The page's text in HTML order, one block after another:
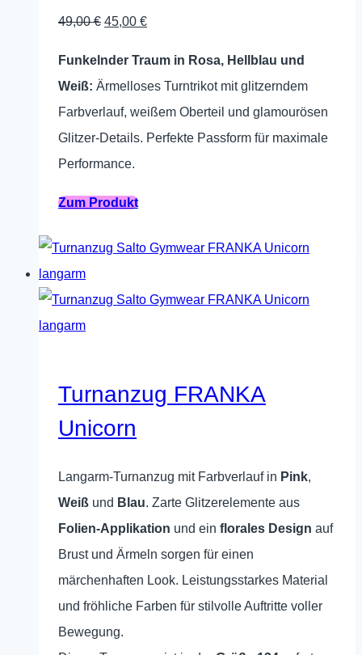
gewählt
werden
49,00€ Ursprünglicher
45,00 €Aktueller
Funkelnder Traum in Rosa, Hellblau und
Weiß: Ärmelloses Turntrikot mit glitzerndem
Farbverlauf, weißem Oberteil und glamourösen
Glitzer-Details. Perfekte Passform für maximale
Performance.
Zum ProduktDieses
weist
Varianten
können
Produktseite
Turnanzug FRANKA
Unicorn
Langarm-Turnanzug mit Farbverlauf in Pink,
Weiß und Blau. Zarte Glitzerelemente aus
Folien-Applikation und ein florales Design auf
Brust und Ärmeln sorgen für einen
märchenhaften Look. Leistungsstarkes Material
und fröhliche Farben für stilvolle Auftritte voller
Bewegung.